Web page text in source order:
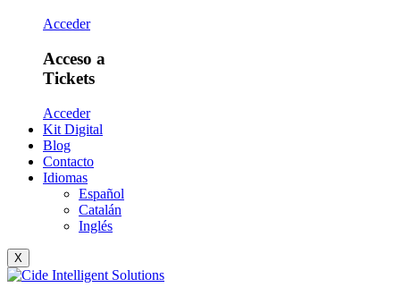
Acceder
Acceso a
Tickets
Acceder
Kit Digital
Blog
Contacto
Idiomas
Español
Catalán
Inglés
X